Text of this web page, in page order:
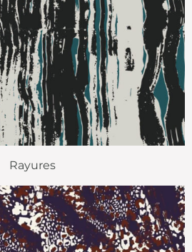
Rayures